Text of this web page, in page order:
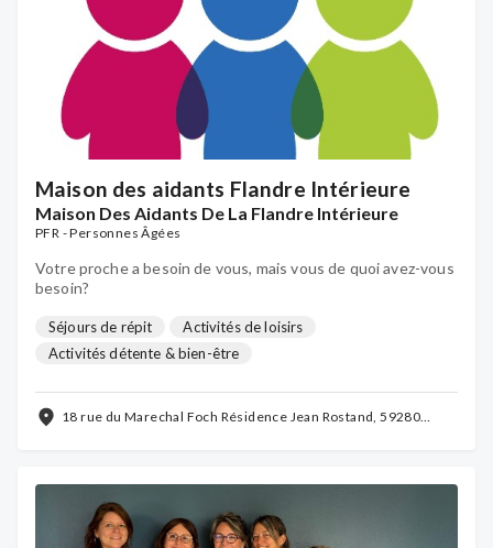
Maison des aidants Flandre Intérieure
Maison Des Aidants De La Flandre Intérieure
PFR - Personnes Âgées
Votre proche a besoin de vous, mais vous de quoi avez-vous
besoin?
Séjours de répit
Activités de loisirs
Activités détente & bien-être
Groupes de parole
18 rue du Marechal Foch Résidence Jean Rostand, 59280